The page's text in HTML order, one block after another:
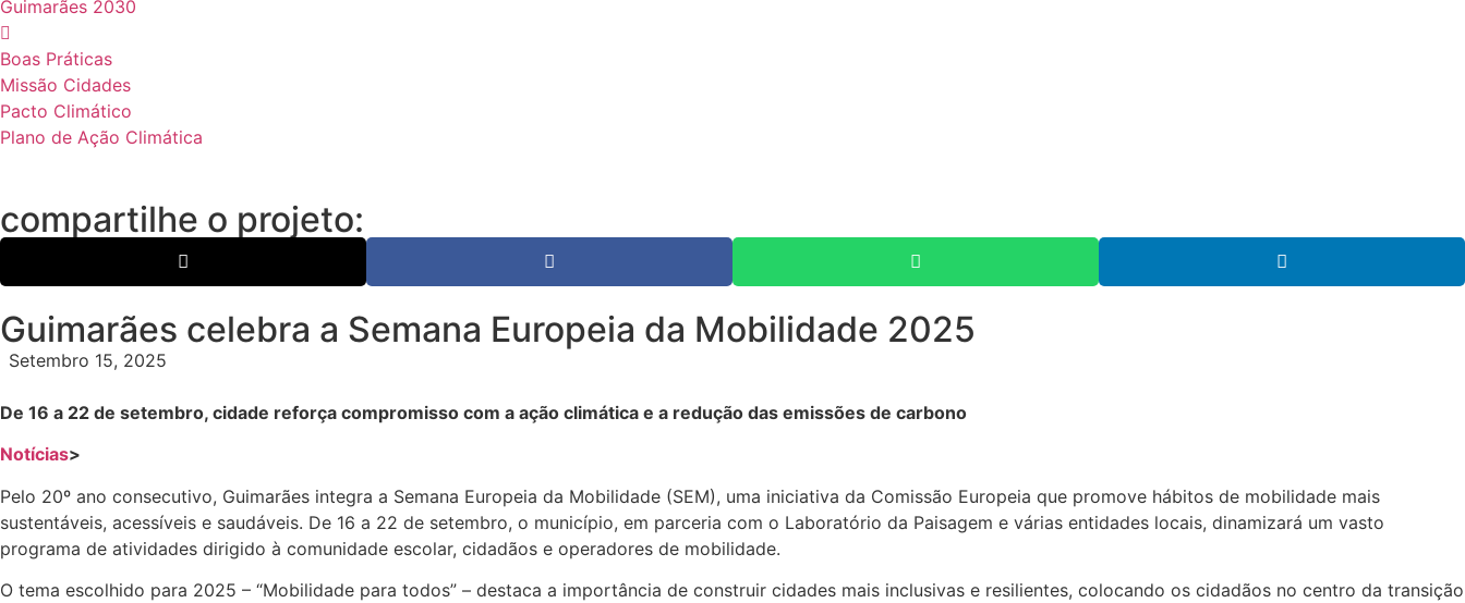
Guimarães 2030
Boas Práticas
Missão Cidades
Pacto Climático
Plano de Ação Climática
compartilhe o projeto:
Guimarães celebra a Semana Europeia da Mobilidade 2025
Setembro 15, 2025
De 16 a 22 de setembro, cidade reforça compromisso com a ação climática e a redução das emissões de carbono
Notícias>
Pelo 20º ano consecutivo, Guimarães integra a Semana Europeia da Mobilidade (SEM), uma iniciativa da Comissão Europeia que promove hábitos de mobilidade mais
sustentáveis, acessíveis e saudáveis. De 16 a 22 de setembro, o município, em parceria com o Laboratório da Paisagem e várias entidades locais, dinamizará um vasto
programa de atividades dirigido à comunidade escolar, cidadãos e operadores de mobilidade.
O tema escolhido para 2025 – “Mobilidade para todos” – destaca a importância de construir cidades mais inclusivas e resilientes, colocando os cidadãos no centro da transição